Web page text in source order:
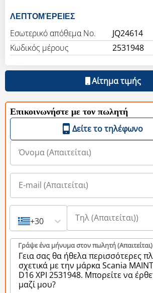
ΛΕΠΤΟΜΈΡΕΙΕΣ
Εσωτερικό απόθεμα Νο.
JQ24614
Κωδικός μέρους
2531948
Αίτημα τιμής
Επικοινωνήστε με τον πωλητή
Δείτε το τηλέφωνο
+30
Γράψε ένα μήνυμα στον πωλητή (Aπαιτείται)